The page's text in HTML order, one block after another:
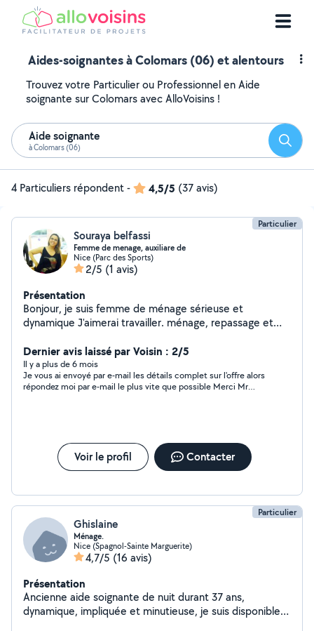
Aides-soignantes à Colomars (06) et alentours
Trouvez votre Particulier ou Professionnel en Aide
soignante sur Colomars avec AlloVoisins !
Aide soignante
à Colomars (06)
4 Particuliers répondent- 4,5/5 (37 avis)
Particulier
Souraya belfassi
Femme de menage, auxiliare de
Nice (Parc des Sports)
2/5 (1 avis)
Présentation
Bonjour, je suis femme de ménage sérieuse et
dynamique J'aimerai travailler. ménage, repassage et
Dernier avis laissé par Voisin : 2/5
Il y a plus de 6 mois
Je vous ai envoyé par e-mail les détails complet sur l'offre alors
répondez moi par e-mail le plus vite que possible Merci Mr
Voir le profil Contacter
Particulier
Ghislaine
Ménage.
Nice (Spagnol-Sainte Marguerite)
4,7/5 (16 avis)
Présentation
Ancienne aide soignante de nuit durant 37 ans,
dynamique, impliquée et minutieuse, je suis disponible